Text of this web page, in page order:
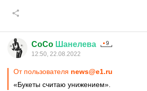
CoCo Шанелева
12:50, 22.08.2022
От пользователя news@e1.ru
«Букеты считаю унижением».